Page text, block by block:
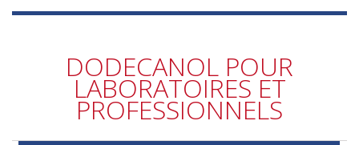
DODECANOL POUR
LABORATOIRES ET
PROFESSIONNELS